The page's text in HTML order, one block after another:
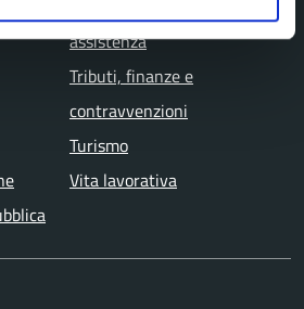
assistenza
Tributi, finanze e
contravvenzioni
Turismo
Vita lavorativa